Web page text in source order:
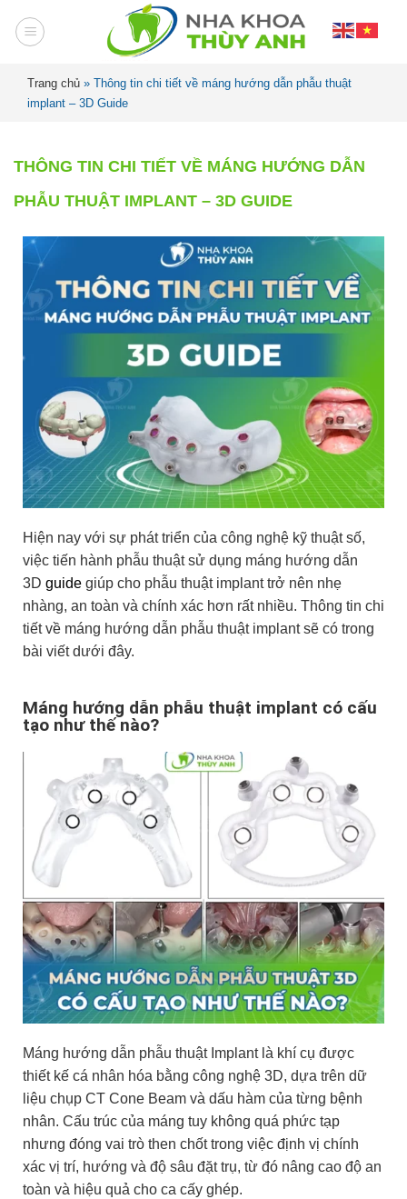
Trang chủ » Thông tin chi tiết về máng hướng dẫn phẫu thuật
implant – 3D Guide
THÔNG TIN CHI TIẾT VỀ MÁNG HƯỚNG DẪN
PHẪU THUẬT IMPLANT – 3D GUIDE
Hiện nay với sự phát triển của công nghệ kỹ thuật số,
việc tiến hành phẫu thuật sử dụng máng hướng dẫn
3D guide giúp cho phẫu thuật implant trở nên nhẹ
nhàng, an toàn và chính xác hơn rất nhiều. Thông tin chi
tiết về máng hướng dẫn phẫu thuật implant sẽ có trong
bài viết dưới đây.
Máng hướng dẫn phẫu thuật implant có cấu
tạo như thế nào?
Máng hướng dẫn phẫu thuật Implant là khí cụ được
thiết kế cá nhân hóa bằng công nghệ 3D, dựa trên dữ
liệu chụp CT Cone Beam và dấu hàm của từng bệnh
nhân. Cấu trúc của máng tuy không quá phức tạp
nhưng đóng vai trò then chốt trong việc định vị chính
xác vị trí, hướng và độ sâu đặt trụ, từ đó nâng cao độ an
toàn và hiệu quả cho ca cấy ghép.